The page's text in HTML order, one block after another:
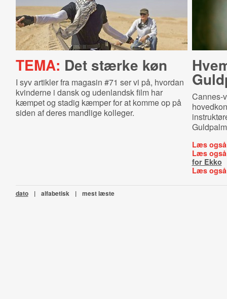
TEMA: Det stærke køn
I syv artikler fra magasin #71 ser vi på, hvordan
kvinderne i dansk og udenlandsk film har
kæmpet og stadig kæmper for at komme op på
siden af deres mandlige kolleger.
Cannes-
Læs
Læs
for Ekko
Læs
dato | alfabetisk | mest læste